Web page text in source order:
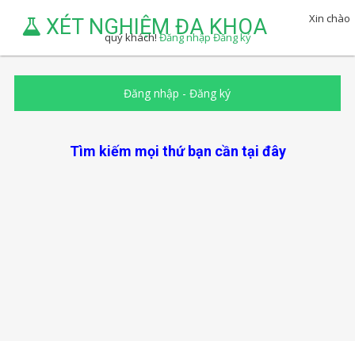
XÉT NGHIỆM ĐA KHOA
Xin chào
quý khách!Đăng nhậpĐăng ký
Đăng nhập -Đăng ký
Tìm kiếm mọi thứ bạn cần tại đây